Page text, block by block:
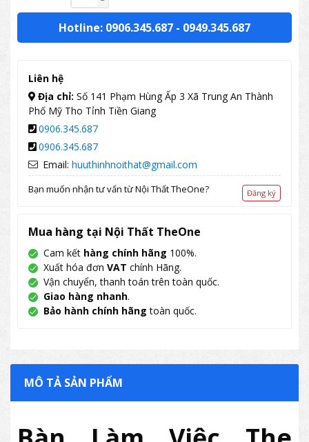
Hotline: 0906.345.687 - 0949.345.687
Liên hệ
Địa chỉ: Số 141 Phạm Hùng Ấp 3 Xã Trung An Thành
Phố Mỹ Tho Tỉnh Tiền Giang
0906.345.687
0906.345.687
Email: huuthinhnoithat@gmail.com
Bạn muốn nhận tư vấn từ Nội Thất TheOne? Đăng ký
Mua hàng tại Nội Thất TheOne
Cam kết hàng chính hãng 100%.
Xuất hóa đơn VAT chính Hãng.
Vận chuyển, thanh toán trên toàn quốc.
Giao hàng nhanh.
Bảo hành chính hãng toàn quốc.
MÔ TẢ SẢN PHẨM